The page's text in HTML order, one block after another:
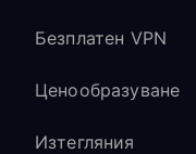
Безплатен VPN
Ценообразуване
Изтегляния